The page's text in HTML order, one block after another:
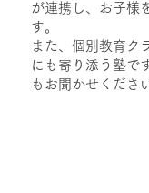
が連携し、お子様
す。
また、個別教育ク
にも寄り添う塾で
もお聞かせくださ